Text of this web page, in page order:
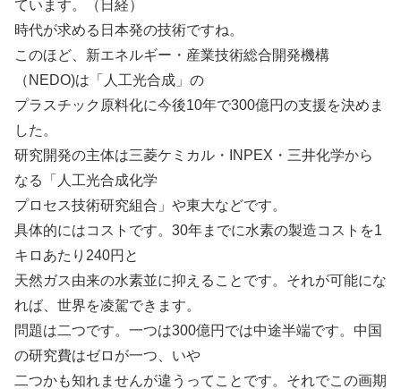
ています。（日経）
時代が求める日本発の技術ですね。
このほど、新エネルギー・産業技術総合開発機構
（NEDO)は「人工光合成」の
プラスチック原料化に今後10年で300億円の支援を決めま
した。
研究開発の主体は三菱ケミカル・INPEX・三井化学から
なる「人工光合成化学
プロセス技術研究組合」や東大などです。
具体的にはコストです。30年までに水素の製造コストを1
キロあたり240円と
天然ガス由来の水素並に抑えることです。それが可能にな
れば、世界を凌駕できます。
問題は二つです。一つは300億円では中途半端です。中国
の研究費はゼロが一つ、いや
二つかも知れませんが違うってことです。それでこの画期